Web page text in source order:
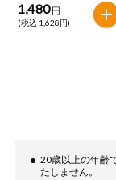
1,480 円
(税込 1,628円)
20歳以上の年齢
たしません。